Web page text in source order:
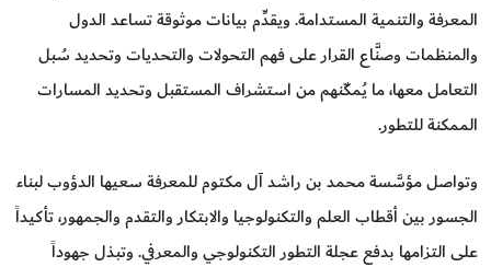
المعرفة والتنمية المستدامة. ويقدِّم بيانات موثوقة تساعد الدول
والمنظمات وصنَّاع القرار على فهم التحولات والتحديات وتحديد سُبل
التعامل معها، ما يُمكّنهم من استشراف المستقبل وتحديد المسارات
الممكنة للتطور.
وتواصل مؤسَّسة محمد بن راشد آل مكتوم للمعرفة سعيها الدؤوب لبناء
الجسور بين أقطاب العلم والتكنولوجيا والابتكار والتقدم والجمهور، تأكيداً
على التزامها بدفع عجلة التطور التكنولوجي والمعرفي. وتبذل جهوداً